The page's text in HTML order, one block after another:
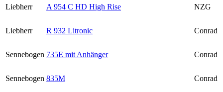
Liebherr A 954 C HD High Rise NZG
Liebherr R 932 Litronic Conrad
Sennebogen 735E mit Anhänger Conrad
Sennebogen 835M Conrad